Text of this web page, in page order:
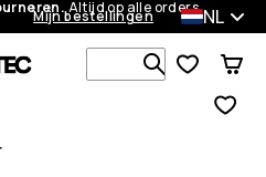
Altijd op alle orders.
Mijn bestellingen NL
Zoek in 1